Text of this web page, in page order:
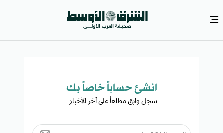
انشئ حساباً خاصاً بك​
سجل وابق مطلعاً على آخر الأخبار ​